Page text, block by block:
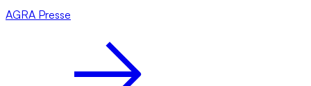
AGRA Presse